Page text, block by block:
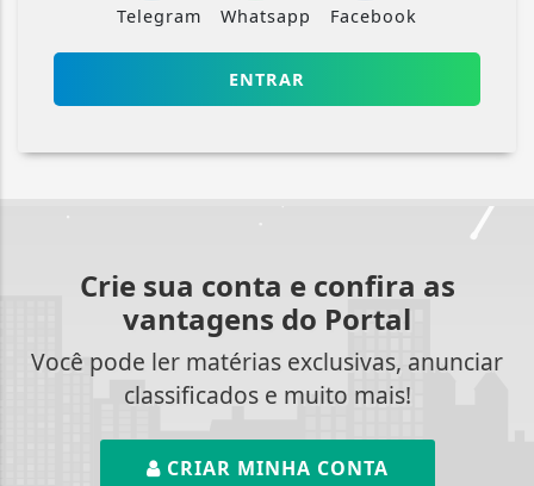
Telegram Whatsapp Facebook
ENTRAR
Crie sua conta e confira as
vantagens do Portal
Você pode ler matérias exclusivas, anunciar
classificados e muito mais!
CRIAR MINHA CONTA